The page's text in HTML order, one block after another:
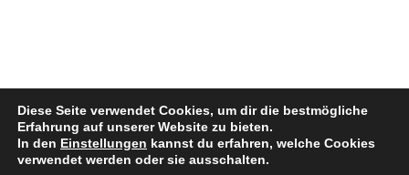
Impressum / Disclaimer| Copyright @ 2022. All Rights Reserved
Diese Seite verwendet Cookies, um dir die bestmögliche
Erfahrung auf unserer Website zu bieten.
In den Einstellungen kannst du erfahren, welche Cookies
verwendet werden oder sie ausschalten.